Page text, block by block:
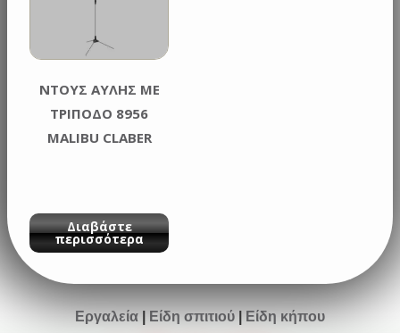
ΝΤΟΥΣ ΑΥΛΗΣ ΜΕ
ΤΡΙΠΟΔΟ 8956
MALIBU CLABER
Διαβάστε
περισσότερα
Εργαλεία Είδη σπιτιού Είδη κήπου